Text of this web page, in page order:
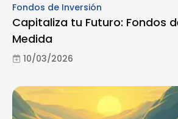
Fondos de Inversión
Capitaliza tu Futuro: Fondos
Medida
10/03/2026